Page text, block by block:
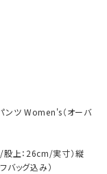
ンツ Women's（オーバ
上：26cm/実寸）縦
ッグ込み）